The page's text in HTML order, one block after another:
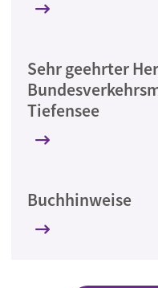
Sehr geehrter
Tiefensee
Buchhinweise